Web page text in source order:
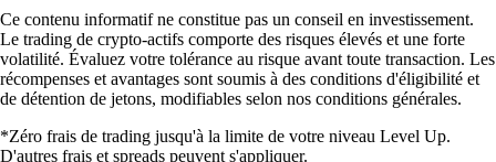
Ce contenu informatif ne constitue pas un conseil en investissement.
Le trading de crypto-actifs comporte des risques élevés et une forte
volatilité. Évaluez votre tolérance au risque avant toute transaction. Les
récompenses et avantages sont soumis à des conditions d'éligibilité et
de détention de jetons, modifiables selon nos conditions générales.
*Zéro frais de trading jusqu'à la limite de votre niveau Level Up.
D'autres frais et spreads peuvent s'appliquer.